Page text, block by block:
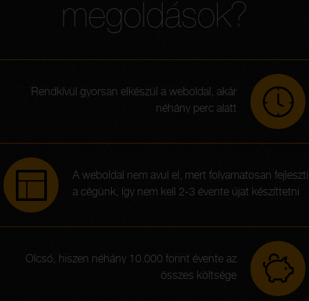
megoldások?
Rendkívül gyorsan elkészül a weboldal, akár
néhány perc alatt
A weboldal nem avul el, mert folyamatosan fejleszti
a cégünk, így nem kell 2-3 évente újat készíttetni
Olcsó, hiszen néhány 10.000 forint évente az
összes költsége